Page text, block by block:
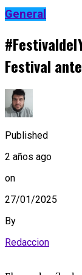
General
Festival
Published
2 años ago
on
27/01/2025
By
Redaccion